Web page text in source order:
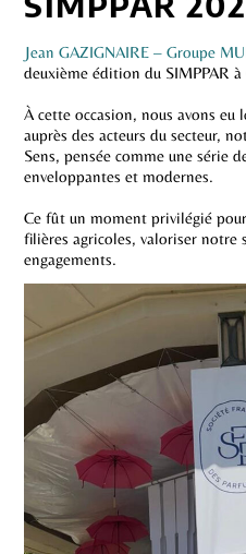
Jean GAZIGNAIRE – Groupe
deuxième édition du SIMPPAR à
À cette occasion, nous avons
auprès des acteurs du secteur,
Sens, pensée comme une série
enveloppantes et modernes.
Ce fût un moment privilégié
filières agricoles, valoriser notre
engagements.